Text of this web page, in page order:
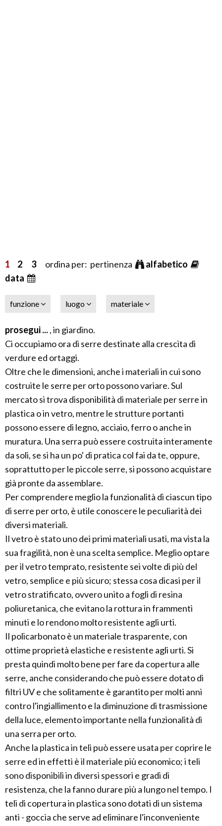
1 2 3ordina per: pertinenza
alfabetico
data
funzione luogo materiale
prosegui ..., in giardino.
Ci occupiamo ora di serre destinate alla crescita di
verdure ed ortaggi.
Oltre che le dimensioni, anche i materiali in cui sono
costruite le serre per orto possono variare. Sul
mercato si trova disponibilità di materiale per serre in
plastica o in vetro, mentre le strutture portanti
possono essere di legno, acciaio, ferro o anche in
muratura. Una serra può essere costruita interamente
da soli, se si ha un po' di pratica col fai da te, oppure,
soprattutto per le piccole serre, si possono acquistare
già pronte da assemblare.
Per comprendere meglio la funzionalità di ciascun tipo
di serre per orto, è utile conoscere le peculiarità dei
diversi materiali.
Il vetro è stato uno dei primi materiali usati, ma vista la
sua fragilità, non è una scelta semplice. Meglio optare
per il vetro temprato, resistente sei volte di più del
vetro, semplice e più sicuro; stessa cosa dicasi per il
vetro stratificato, ovvero unito a fogli di resina
poliuretanica, che evitano la rottura in frammenti
minuti e lo rendono molto resistente agli urti.
Il policarbonato è un materiale trasparente, con
ottime proprietà elastiche e resistente agli urti. Si
presta quindi molto bene per fare da copertura alle
serre, anche considerando che può essere dotato di
filtri UV e che solitamente è garantito per molti anni
contro l'ingiallimento e la diminuzione di trasmissione
della luce, elemento importante nella funzionalità di
una serra per orto.
Anche la plastica in teli può essere usata per coprire le
serre ed in effetti è il materiale più economico; i teli
sono disponibili in diversi spessori e gradi di
resistenza, che la fanno durare più a lungo nel tempo. I
teli di copertura in plastica sono dotati di un sistema
anti - goccia che serve ad eliminare l'inconveniente